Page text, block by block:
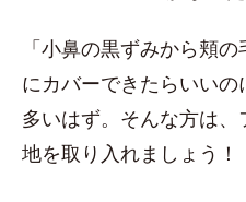
「小鼻の黒ずみから頬
にカバーできたらいい
多いはず。そんな方は
地を取り入れましょう！